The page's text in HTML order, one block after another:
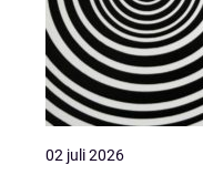
02 juli 2026